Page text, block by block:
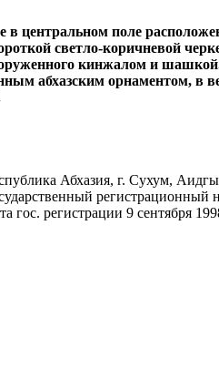
в центральном поле
светло-коричневой
кинжалом и
абхазским орнаментом, в
Абхазия, г. Сухум,
регистрационный
гос. регистрации 9 сентября